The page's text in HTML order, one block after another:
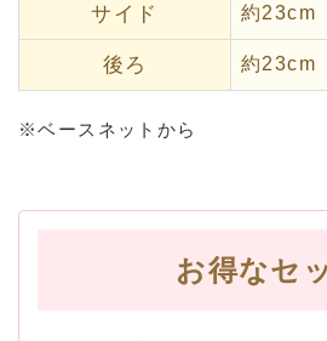
サイド 約23cm
後ろ 約23cm
※ベースネットから
お得なセ